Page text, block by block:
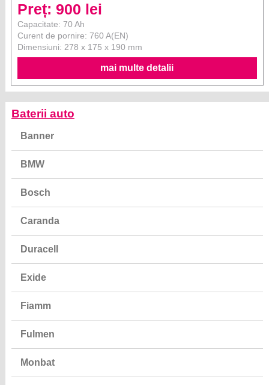
Preț: 900 lei
Capacitate: 70 Ah
Curent de pornire: 760 A(EN)
Dimensiuni: 278 x 175 x 190 mm
mai multe detalii
Baterii auto
Banner
BMW
Bosch
Caranda
Duracell
Exide
Fiamm
Fulmen
Monbat